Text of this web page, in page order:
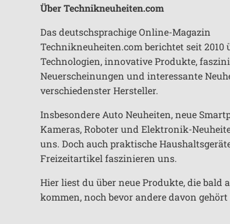
Über Technikneuheiten.com
Das deutschsprachige Online-Magazin
Technikneuheiten.com berichtet seit 2010
Technologien, innovative Produkte,
Neuerscheinungen und interessante
verschiedenster Hersteller.
Insbesondere Auto Neuheiten, neue
Kameras, Roboter und Elektronik-
uns. Doch auch praktische
Freizeitartikel faszinieren uns.
Hier liest du über neue Produkte, die bald
kommen, noch bevor andere davon gehört